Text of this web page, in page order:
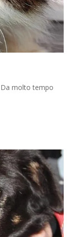
molto tempo